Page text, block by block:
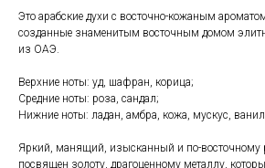
Это арабские духи с восточно-кожаным
созданные знаменитым восточным домом
из ОАЭ.
Верхние ноты: уд, шафран, корица;
Средние ноты: роза, сандал;
Нижние ноты: ладан, амбра, кожа, мускус,
Яркий, манящий, изысканный и по-восточному
посвящен золоту, драгоценному металлу,